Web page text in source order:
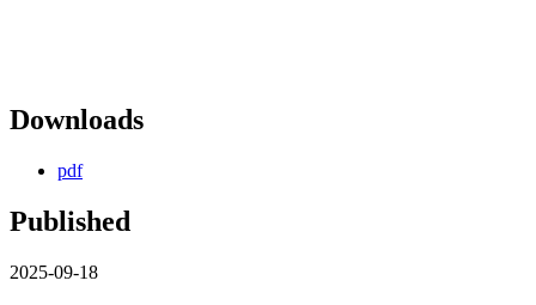
Downloads
pdf
Published
2025-09-18